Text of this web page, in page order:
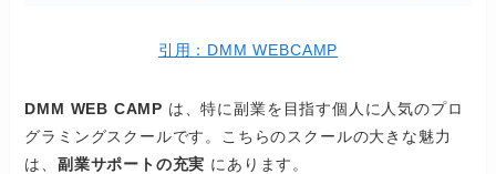
引用：DMM WEBCAMP
DMM WEB CAMP は、特に副業を目指す個人に人気のプロ
グラミングスクールです。こちらのスクールの大きな魅力
は、副業サポートの充実 にあります。